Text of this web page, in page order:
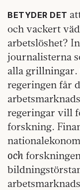
BETYDER DET
och vackert
arbetslöshet?
journalisterna
alla grillningar.
regeringen får
regeringar vill
forskning.
och